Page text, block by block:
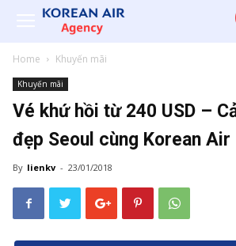
Home Khuyến mãi
Khuyến mãi
Vé khứ hồi từ 240 USD –
đẹp Seoul cùng Korean Air
By lienkv - 23/01/2018